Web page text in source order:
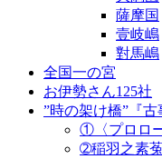
薩摩国
壹岐嶋
對馬嶋
全国一の宮
お伊勢さん125社
”時の架け橋”『
①〈プロロ
➁稲羽之素